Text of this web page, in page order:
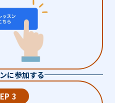
に参加する
3